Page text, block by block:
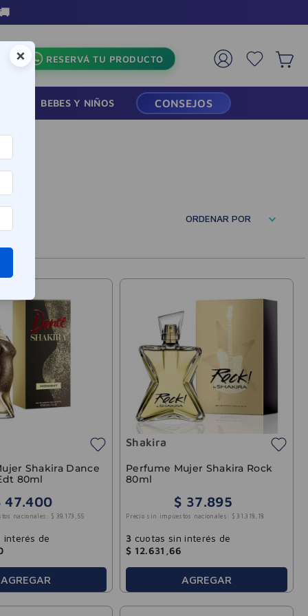
RESERVÁ TU PRODUCTO
BEBES Y NIÑOS CONSEJOS
ORDENAR POR
Shakira Dance
80ml
47.400
nacionales: $ 39. 173 , 55
de
AGREGAR
Shakira
Perfume Mujer Shakira Rock
80ml
$ 37.895
Precio sin impuestos nacionales: $ 31 .318 , 18
3 cuotas sin interés de
$ 12.631 66
AGREGAR
×